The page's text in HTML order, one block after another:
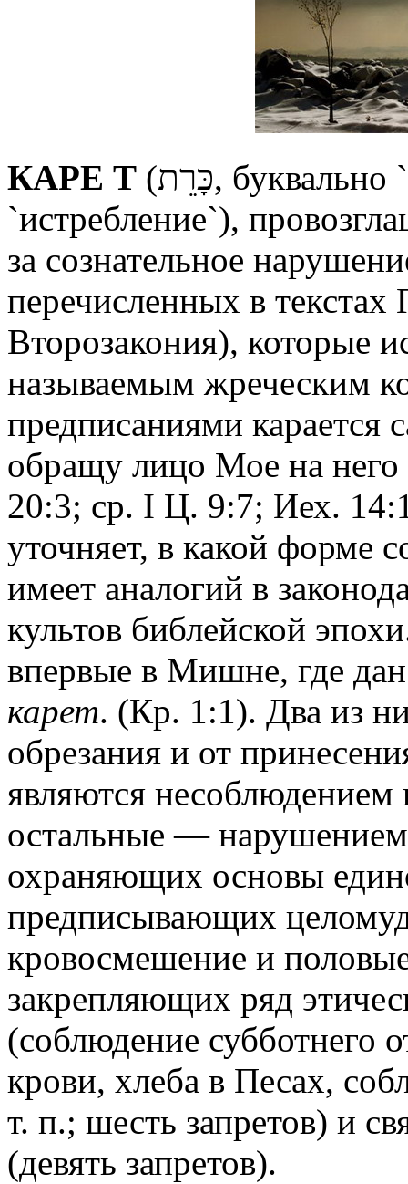
КАРЕ Т (כָּרֵת, буквально `срез`; в переносном смысле
`истребление`),
за сознательное
перечисленных в
Второзакония), которые
называемым жреческим
предписаниями
обращу лицо Мое на
20:3; ср. I Ц. 9:7; Иех.
уточняет, в какой форме
имеет аналогий в
культов библейской
впервые в Мишне, где
карет. (Кр. 1:1). Два из
обрезания и от
являются несоблюдением
остальные — нарушением
охраняющих основы
предписывающих
кровосмешение и
закрепляющих ряд
(соблюдение субботнего
крови, хлеба в Песах,
т. п.; шесть запретов) и
(девять запретов).